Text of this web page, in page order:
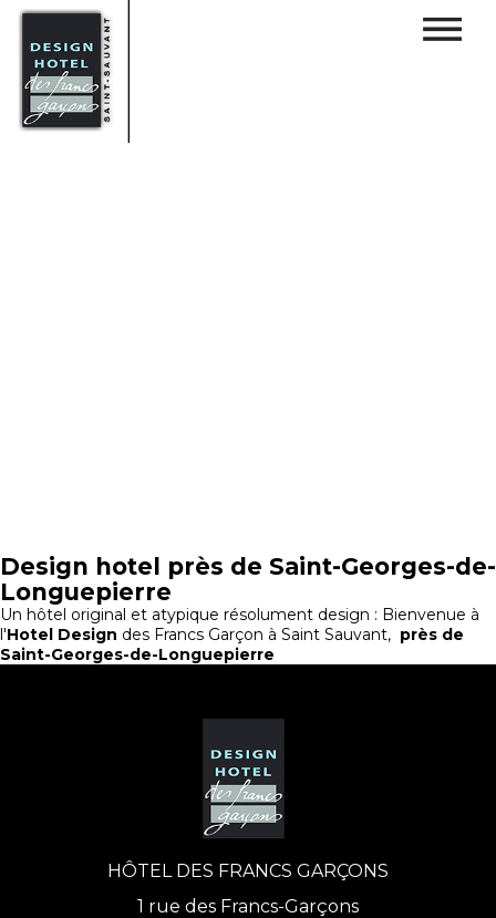
Design hotel près de Saint-Georges-de-
Longuepierre
Un hôtel original et atypique résolument design : Bienvenue à
l'Hotel Design des Francs Garçon à Saint Sauvant, près de
Saint-Georges-de-Longuepierre
HÔTEL DES FRANCS GARÇONS
1 rue des Francs-Garçons